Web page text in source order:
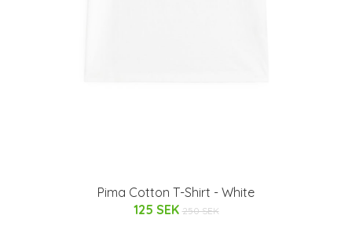
Pima Cotton T-Shirt - White
125 SEK 250 SEK